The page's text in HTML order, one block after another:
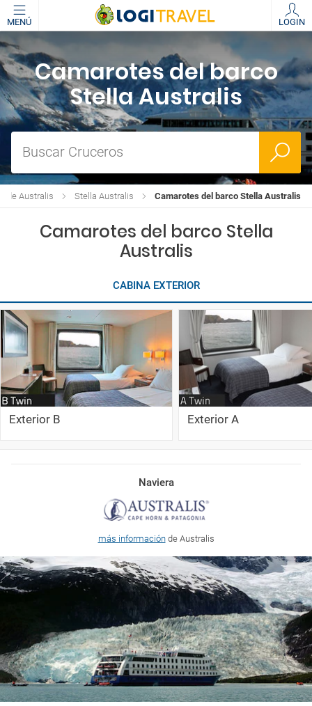
MENÚ LOGIN
Camarotes del barco
Stella Australis
Buscar Cruceros
Camarotes del barco Stella Australis
Stella Australis
de Australis
Camarotes del barco Stella
Australis
CABINA EXTERIOR
Exterior B Exterior A
Naviera
más informaciónde Australis